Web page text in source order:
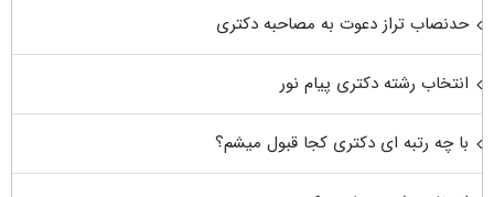
حدنصاب تراز دعوت به مصاحبه دکتری
انتخاب رشته دکتری پیام نور
با چه رتبه ای دکتری کجا قبول میشم؟